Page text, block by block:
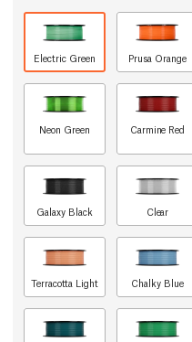
Electric Green Prusa Orange
Neon Green Carmine Red
Galaxy Black Clear
Terracotta Light Chalky Blue